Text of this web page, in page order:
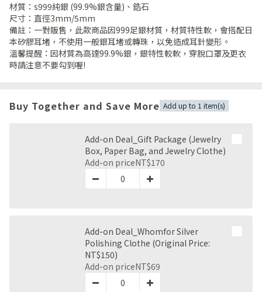
材質：s999純銀 (99.9%銀含量)、鋯石
尺寸：直徑3mm/5mm
備註：一對販售，此款商品因999足銀材質，材質特性軟，會搭配日
本矽膠耳堵，不使用一般銀耳堵或轉珠，以免造成耳針變形。
溫馨提醒：因材質為高達99.9%銀，銀特性較軟，穿脫口罩及更衣
時請注意不要勾到喔!
Buy Together and Save More Add up to 1 item(s)
Add-on Deal_Gift Package (Jewelry
Box, Paper Bag, and Jewelry Clothe)
Add-on priceNT$170
Add-on Deal_Whomfor Silver
Polishing Clothe (Original Price:
NT$150)
Add-on priceNT$69